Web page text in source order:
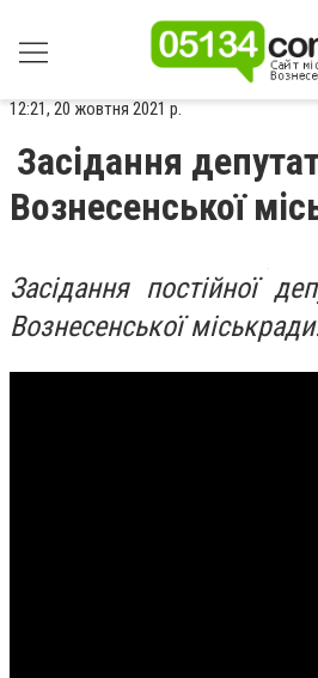
12:21, 20 жовтня 2021 р.
Засідання
Вознесенської
Засідання постійної
Вознесенської